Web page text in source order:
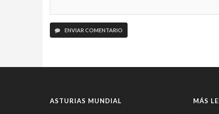
ENVIAR COMENTARIO
ASTURIAS MUNDIAL MÁS